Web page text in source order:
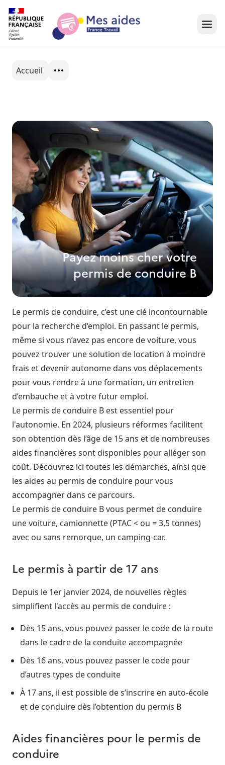
Dans votre région
Besoin d'aide ?
Accueil
Payez moins cher votre
permis de conduire B
Le permis de conduire, c’est une clé incontournable
pour la recherche d’emploi. En passant le permis,
même si vous n’avez pas encore de voiture, vous
pouvez trouver une solution de location à moindre
frais et devenir autonome dans vos déplacements
pour vous rendre à une formation, un entretien
d’embauche et à votre futur emploi.
Le permis de conduire B est essentiel pour
l'autonomie. En 2024, plusieurs réformes facilitent
son obtention dès l’âge de 15 ans et de nombreuses
aides financières sont disponibles pour alléger son
coût. Découvrez ici toutes les démarches, ainsi que
les aides au permis de conduire pour vous
accompagner dans ce parcours.
Le permis de conduire B vous permet de conduire
une voiture, camionnette (PTAC < ou = 3,5 tonnes)
avec ou sans remorque, un camping-car.
Le permis à partir de 17 ans
Depuis le 1er janvier 2024, de nouvelles règles
simplifient l'accès au permis de conduire :
Dès 15 ans, vous pouvez passer le code de la route
dans le cadre de la conduite accompagnée
Dès 16 ans, vous pouvez passer le code pour
d’autres types de conduite
À 17 ans, il est possible de s’inscrire en auto-école
et de conduire dès l’obtention du permis B
Aides financières pour le permis de
conduire